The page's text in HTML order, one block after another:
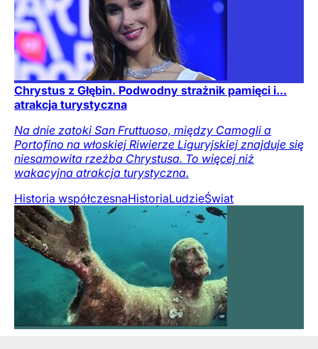
Chrystus z Głębin. Podwodny strażnik pamięci i...
atrakcja turystyczna
Na dnie zatoki San Fruttuoso, między Camogli a
Portofino na włoskiej Riwierze Liguryjskiej znajduje się
niesamowita rzeźba Chrystusa. To więcej niż
wakacyjna atrakcja turystyczna.
Historia współczesnaHistoriaLudzieŚwiat